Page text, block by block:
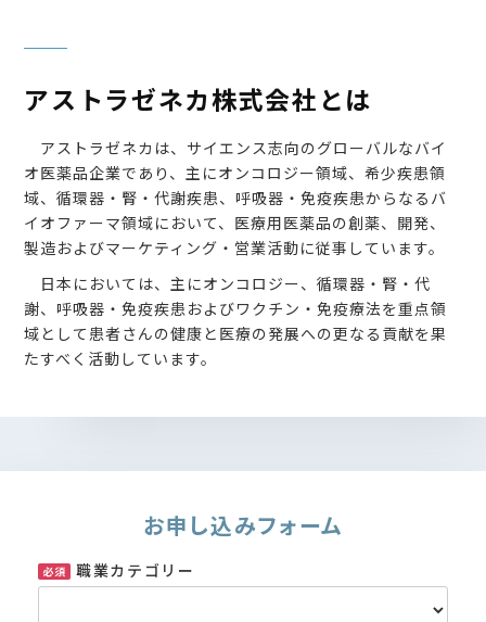
アストラゼネカ株式会社とは
アストラゼネカは、サイエンス志向のグローバルなバイ
オ医薬品企業であり、主にオンコロジー領域、希少疾患領
域、循環器・腎・代謝疾患、呼吸器・免疫疾患からなるバ
イオファーマ領域において、医療用医薬品の創薬、開発、
製造およびマーケティング・営業活動に従事しています。
日本においては、主にオンコロジー、循環器・腎・代
謝、呼吸器・免疫疾患およびワクチン・免疫療法を重点領
域として患者さんの健康と医療の発展への更なる貢献を果
たすべく活動しています。
お申し込みフォーム
職業カテゴリー